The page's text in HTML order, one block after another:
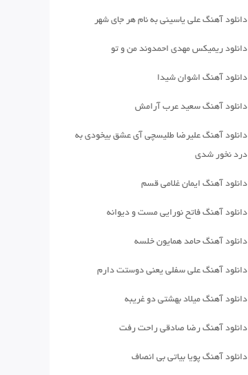
دانلود آهنگ علی یاسینی به نام هر جای شهر
دانلود ریمیکس مهدی احمدوند من و تو
دانلود آهنگ اشوان شیدا
دانلود آهنگ سعید عرب آرامش
دانلود آهنگ علیرضا طلیسچی آی عشق بیخودی به
درد نخور شدی
دانلود آهنگ ایمان غلامی قسم
دانلود آهنگ فاتح نورایی مست و دیوانه
دانلود آهنگ حامد همایون خلسه
دانلود آهنگ علی سفلی یعنی دوستت دارم
دانلود آهنگ میلاد بهشتی دو غریبه
دانلود آهنگ رضا صادقی راحت رفت
دانلود آهنگ پویا بیاتی بی انصاف